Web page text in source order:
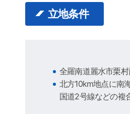
立地条件
全羅南道麗水市栗
北方10km地点に南
国道2号線などの複